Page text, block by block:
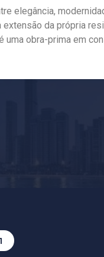
elegância,
da própria
obra-prima em